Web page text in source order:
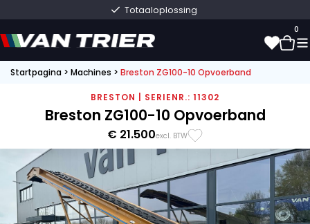
Totaaloplossing
0
Startpagina > Machines > Breston ZG100-10 Opvoerband
BRESTON | SERIENR.: 11302
Breston ZG100-10 Opvoerband
€ 21.500excl. BTW